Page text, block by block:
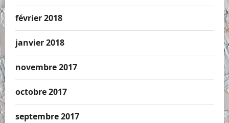
février 2018
janvier 2018
novembre 2017
octobre 2017
septembre 2017